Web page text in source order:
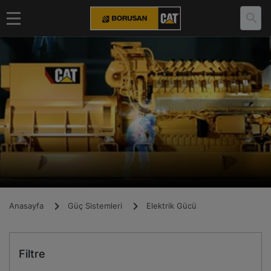
Anasayfa Güç Sistemleri Elektrik Gücü
Filtre